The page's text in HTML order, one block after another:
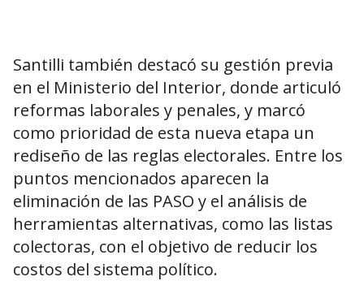
Santilli también destacó su gestión previa
en el Ministerio del Interior, donde articuló
reformas laborales y penales, y marcó
como prioridad de esta nueva etapa un
rediseño de las reglas electorales. Entre los
puntos mencionados aparecen la
eliminación de las PASO y el análisis de
herramientas alternativas, como las listas
colectoras, con el objetivo de reducir los
costos del sistema político.